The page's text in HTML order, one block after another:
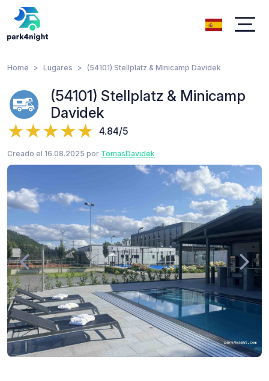
Home Lugares (54101) Stellplatz & Minicamp Davidek
(54101) Stellplatz & Minicamp
Davidek
4.84/5
Creado el 16.08.2025 por TomasDavidek